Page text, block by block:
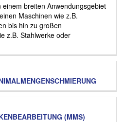
breiten Anwendungsgebiet
Maschinen wie z.B.
bis hin zu großen
z.B. Stahlwerke oder
(MMS)